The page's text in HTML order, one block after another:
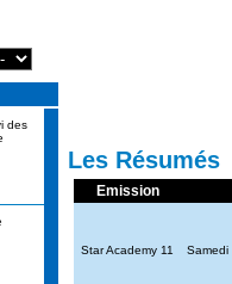
des
Les Résumés
Emission
Star Academy 11 Samedi